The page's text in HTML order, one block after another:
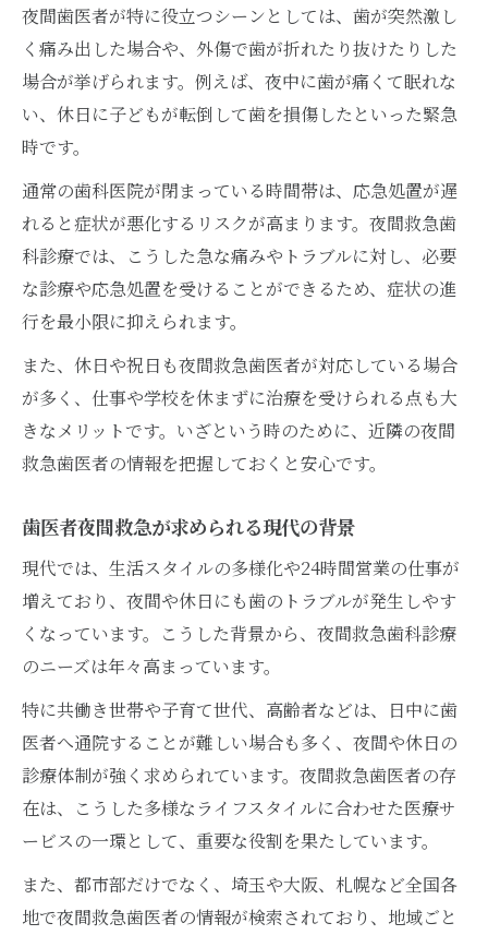
夜間歯医者が特に役立つシーンとしては、歯が突然激し
く痛み出した場合や、外傷で歯が折れたり抜けたりした
場合が挙げられます。例えば、夜中に歯が痛くて眠れな
い、休日に子どもが転倒して歯を損傷したといった緊急
時です。
通常の歯科医院が閉まっている時間帯は、応急処置が遅
れると症状が悪化するリスクが高まります。夜間救急歯
科診療では、こうした急な痛みやトラブルに対し、必要
な診療や応急処置を受けることができるため、症状の進
行を最小限に抑えられます。
また、休日や祝日も夜間救急歯医者が対応している場合
が多く、仕事や学校を休まずに治療を受けられる点も大
きなメリットです。いざという時のために、近隣の夜間
救急歯医者の情報を把握しておくと安心です。
歯医者夜間救急が求められる現代の背景
現代では、生活スタイルの多様化や24時間営業の仕事が
増えており、夜間や休日にも歯のトラブルが発生しやす
くなっています。こうした背景から、夜間救急歯科診療
のニーズは年々高まっています。
特に共働き世帯や子育て世代、高齢者などは、日中に歯
医者へ通院することが難しい場合も多く、夜間や休日の
診療体制が強く求められています。夜間救急歯医者の存
在は、こうした多様なライフスタイルに合わせた医療サ
ービスの一環として、重要な役割を果たしています。
また、都市部だけでなく、埼玉や大阪、札幌など全国各
地で夜間救急歯医者の情報が検索されており、地域ごと